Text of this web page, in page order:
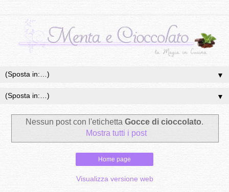
▼
▼
Nessun post con l'etichetta Gocce di cioccolato.
Mostra tutti i post
Home page
Visualizza versione web